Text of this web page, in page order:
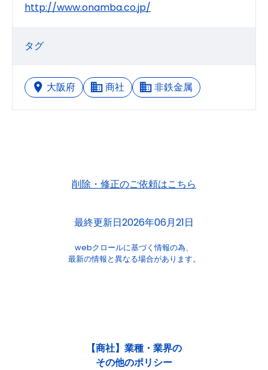
http://www.onamba.co.jp/
タグ
大阪府 商社 非鉄金属
削除・修正のご依頼はこちら
最終更新日2026年06月21日
webクロールに基づく情報の為、
最新の情報と異なる場合があります。
【商社】業種・業界の
その他のポリシー